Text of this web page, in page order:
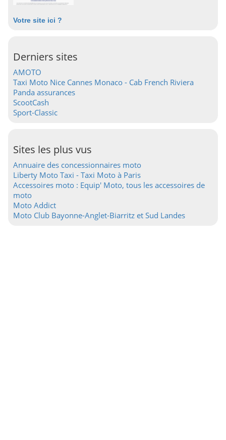
Votre site ici ?
Derniers sites
AMOTO
Taxi Moto Nice Cannes Monaco - Cab French Riviera
Panda assurances
ScootCash
Sport-Classic
Sites les plus vus
Annuaire des concessionnaires moto
Liberty Moto Taxi - Taxi Moto à Paris
Accessoires moto : Equip' Moto, tous les accessoires de
moto
Moto Addict
Moto Club Bayonne-Anglet-Biarritz et Sud Landes